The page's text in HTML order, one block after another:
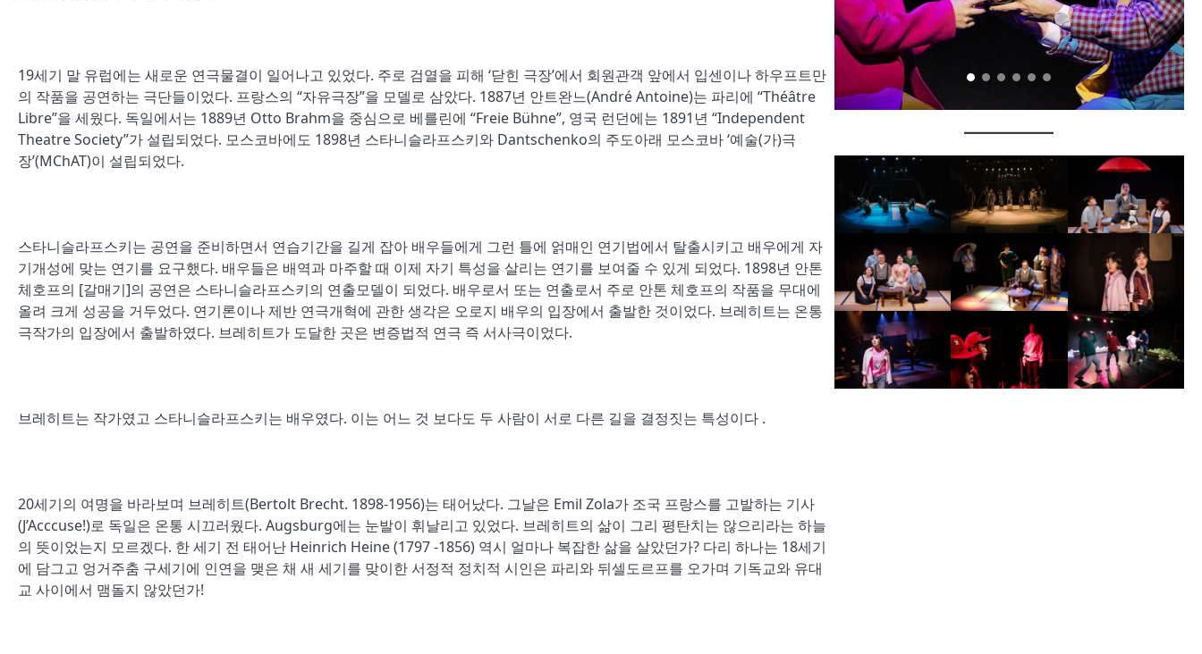
19세기 말 유럽에는 새로운 연극물결이 일어나고 있었다. 주로 검열을 피해 ‘닫힌 극장’에서 회원관객 앞에서 입센이나 하우프트만
의 작품을 공연하는 극단들이었다. 프랑스의 “자유극장”을 모델로 삼았다. 1887년 안트완느(André Antoine)는 파리에 “Théâtre
Libre”을 세웠다. 독일에서는 1889년 Otto Brahm을 중심으로 베를린에 “Freie Bühne”, 영국 런던에는 1891년 “Independent
Theatre Society”가 설립되었다. 모스코바에도 1898년 스타니슬라프스키와 Dantschenko의 주도아래 모스코바 ‘예술(가)극
장’(MChAT)이 설립되었다.
스타니슬라프스키는 공연을 준비하면서 연습기간을 길게 잡아 배우들에게 그런 틀에 얽매인 연기법에서 탈출시키고 배우에게 자
기개성에 맞는 연기를 요구했다. 배우들은 배역과 마주할 때 이제 자기 특성을 살리는 연기를 보여줄 수 있게 되었다. 1898년 안톤
체호프의 [갈매기]의 공연은 스타니슬라프스키의 연출모델이 되었다. 배우로서 또는 연출로서 주로 안톤 체호프의 작품을 무대에
올려 크게 성공을 거두었다. 연기론이나 제반 연극개혁에 관한 생각은 오로지 배우의 입장에서 출발한 것이었다. 브레히트는 온통
극작가의 입장에서 출발하였다. 브레히트가 도달한 곳은 변증법적 연극 즉 서사극이었다.
브레히트는 작가였고 스타니슬라프스키는 배우였다. 이는 어느 것 보다도 두 사람이 서로 다른 길을 결정짓는 특성이다 .
20세기의 여명을 바라보며 브레히트(Bertolt Brecht. 1898-1956)는 태어났다. 그날은 Emil Zola가 조국 프랑스를 고발하는 기사
(J’Acccuse!)로 독일은 온통 시끄러웠다. Augsburg에는 눈발이 휘날리고 있었다. 브레히트의 삶이 그리 평탄치는 않으리라는 하늘
의 뜻이었는지 모르겠다. 한 세기 전 태어난 Heinrich Heine (1797 -1856) 역시 얼마나 복잡한 삶을 살았던가? 다리 하나는 18세기
에 담그고 엉거주춤 구세기에 인연을 맺은 채 새 세기를 맞이한 서정적 정치적 시인은 파리와 뒤셀도르프를 오가며 기독교와 유대
교 사이에서 맴돌지 않았던가!